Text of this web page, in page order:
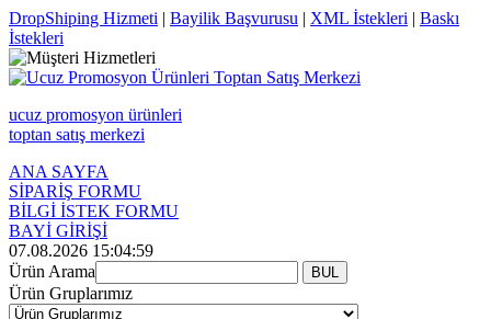
DropShiping Hizmeti | Bayilik Başvurusu | XML İstekleri | Baskı
İstekleri
ucuz promosyon ürünleri
toptan satış merkezi
ANA SAYFA
SİPARİŞ FORMU
BİLGİ İSTEK FORMU
BAYİ GİRİŞİ
07.08.2026 15:04:59
Ürün Arama
Ürün Gruplarımız